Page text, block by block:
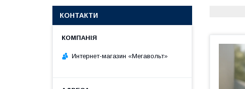
КОНТАКТИ
Интернет-магазин «Мегавольт»